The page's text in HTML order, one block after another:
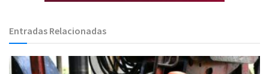
Entradas Relacionadas